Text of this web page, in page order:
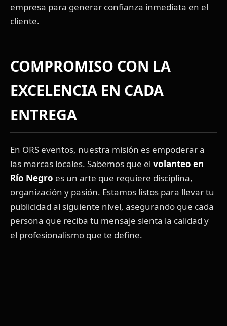
empresa para generar confianza inmediata en el
cliente.
COMPROMISO CON LA
EXCELENCIA EN CADA
ENTREGA
En ORS eventos, nuestra misión es empoderar a
las marcas locales. Sabemos que el volanteo en
Río Negro es un arte que requiere disciplina,
organización y pasión. Estamos listos para llevar tu
publicidad al siguiente nivel, asegurando que cada
persona que reciba tu mensaje sienta la calidad y
el profesionalismo que te define.